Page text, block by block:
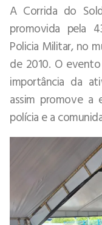
A Corrida do
promovida pela
Policia Militar, no
de 2010. O
importância da
assim promove a
polícia e a